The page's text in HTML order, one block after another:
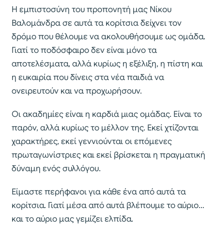
Η εμπιστοσύνη του προπονητή μας Νίκου
Βαλομάνδρα σε αυτά τα κορίτσια δείχνει τον
δρόμο που θέλουμε να ακολουθήσουμε ως ομάδα.
Γιατί το ποδόσφαιρο δεν είναι μόνο τα
αποτελέσματα, αλλά κυρίως η εξέλιξη, η πίστη και
η ευκαιρία που δίνεις στα νέα παιδιά να
ονειρευτούν και να προχωρήσουν.
Οι ακαδημίες είναι η καρδιά μιας ομάδας. Είναι το
παρόν, αλλά κυρίως το μέλλον της. Εκεί χτίζονται
χαρακτήρες, εκεί γεννιούνται οι επόμενες
πρωταγωνίστριες και εκεί βρίσκεται η πραγματική
δύναμη ενός συλλόγου.
Είμαστε περήφανοι για κάθε ένα από αυτά τα
κορίτσια. Γιατί μέσα από αυτά βλέπουμε το αύριο…
και το αύριο μας γεμίζει ελπίδα.